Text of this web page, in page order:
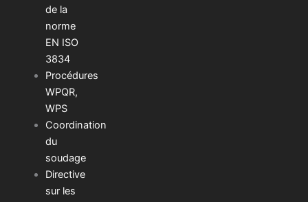
de la
norme
EN ISO
3834
Procédures
WPQR,
WPS
Coordination
du
soudage
Directive
sur les